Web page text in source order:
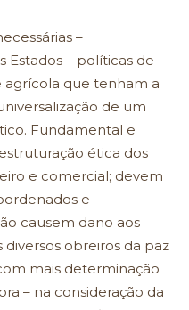
–
– políticas de
agrícola que tenham a
de um
Fundamental e
ética dos
e comercial; devem
e
causem dano aos
diversos obreiros da paz
mais determinação
– na consideração da